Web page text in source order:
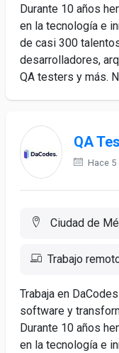
Durante 10 años
en la tecnología e
de casi 300
desarrolladores,
QA testers y más.
QA
Hace 5
Ciudad de
Trabajo
Trabaja en
software y
Durante 10 años
en la tecnología e